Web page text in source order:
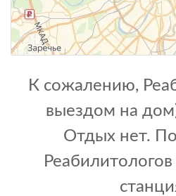
К сожалению,
выездом на
Отдых нет.